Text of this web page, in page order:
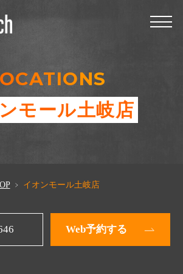
モール土岐店
イオンモール土岐店
Web予約する